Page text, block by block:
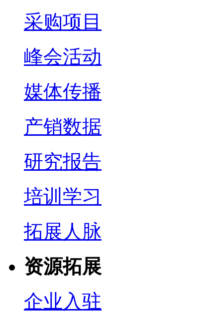
采购项目
峰会活动
媒体传播
产销数据
研究报告
培训学习
拓展人脉
资源拓展
企业入驻